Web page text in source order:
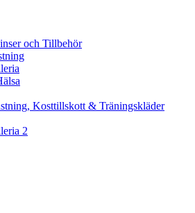
och Tillbehör
Kosttillskott & Träningskläder
2